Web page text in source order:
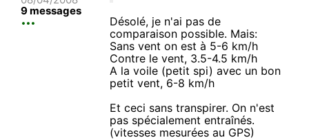
9 messages
Désolé, je n'ai pas de
comparaison possible. Mais:
Sans vent on est à 5-6 km/h
Contre le vent, 3.5-4.5 km/h
A la voile (petit spi) avec un bon
petit vent, 6-8 km/h
Et ceci sans transpirer. On n'est
pas spécialement entraînés.
(vitesses mesurées au GPS)